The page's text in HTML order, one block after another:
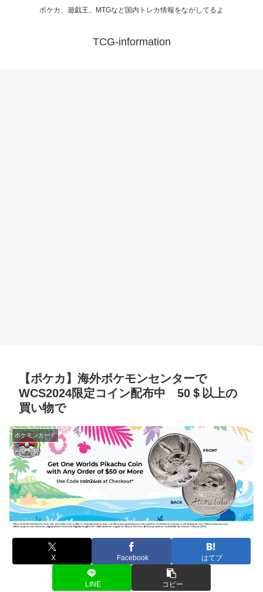
ポケカ、遊戯王、MTGなど国内トレカ情報をながしてるよ
TCG-information
【ポケカ】海外ポケモンセンターで
WCS2024限定コイン配布中 50＄以上の
買い物で
ポケモンカード
X Facebook はてブ
LINE コピー